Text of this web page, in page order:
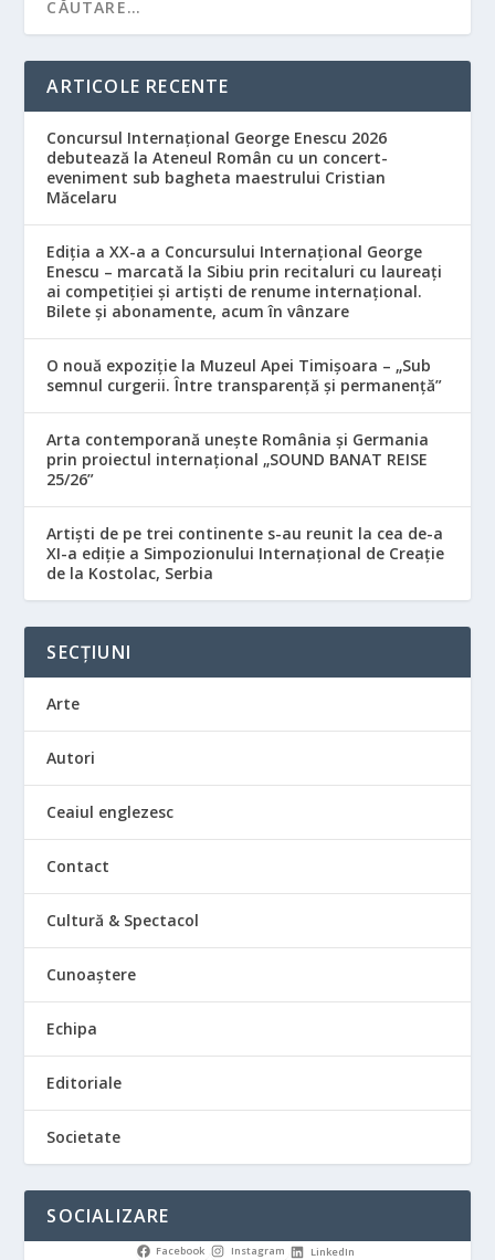
ARTICOLE RECENTE
Concursul Internațional George Enescu 2026
debutează la Ateneul Român cu un concert-
eveniment sub bagheta maestrului Cristian
Măcelaru
Ediția a XX-a a Concursului Internațional George
Enescu – marcată la Sibiu prin recitaluri cu laureați
ai competiției și artiști de renume internațional.
Bilete și abonamente, acum în vânzare
O nouă expoziție la Muzeul Apei Timișoara – „Sub
semnul curgerii. Între transparență și permanență”
Arta contemporană unește România și Germania
prin proiectul internațional „SOUND BANAT REISE
25/26”
Artiști de pe trei continente s-au reunit la cea de-a
XI-a ediție a Simpozionului Internațional de Creație
de la Kostolac, Serbia
SECȚIUNI
Arte
Autori
Ceaiul englezesc
Contact
Cultură & Spectacol
Cunoaștere
Echipa
Editoriale
Societate
SOCIALIZARE
Facebook Instagram LinkedIn